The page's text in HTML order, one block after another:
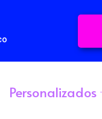
Personalizados